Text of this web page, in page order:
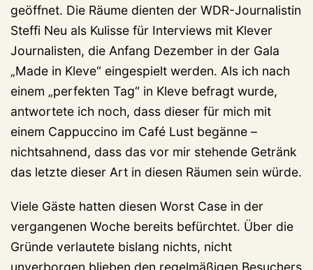
geöffnet. Die Räume dienten der WDR-Journalistin
Steffi Neu als Kulisse für Interviews mit Klever
Journalisten, die Anfang Dezember in der Gala
„Made in Kleve“ eingespielt werden. Als ich nach
einem „perfekten Tag“ in Kleve befragt wurde,
antwortete ich noch, dass dieser für mich mit
einem Cappuccino im Café Lust begänne –
nichtsahnend, dass das vor mir stehende Getränk
das letzte dieser Art in diesen Räumen sein würde.
Viele Gäste hatten diesen Worst Case in der
vergangenen Woche bereits befürchtet. Über die
Gründe verlautete bislang nichts, nicht
unverborgen blieben den regelmäßigen Besuchers